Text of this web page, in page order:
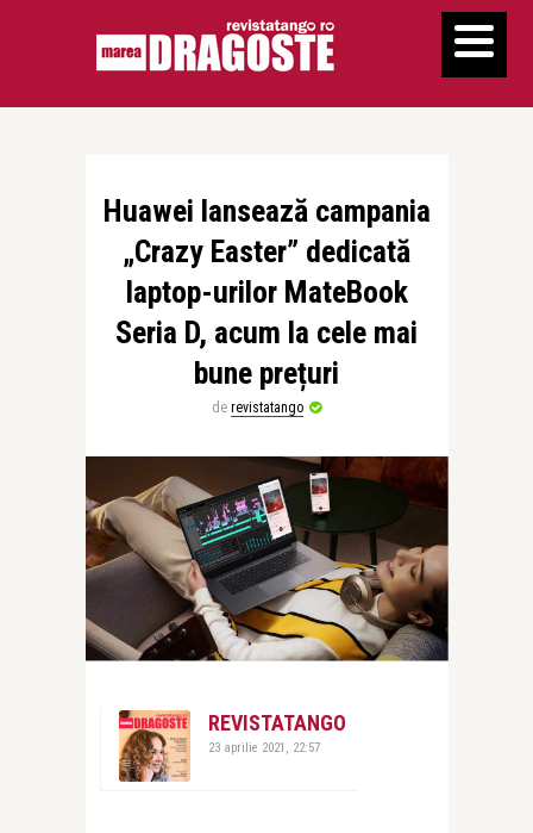
Huawei lansează campania
„Crazy Easter” dedicată
laptop-urilor MateBook
Seria D, acum la cele mai
bune prețuri
de revistatango
REVISTATANGO
23 aprilie 2021, 22:57